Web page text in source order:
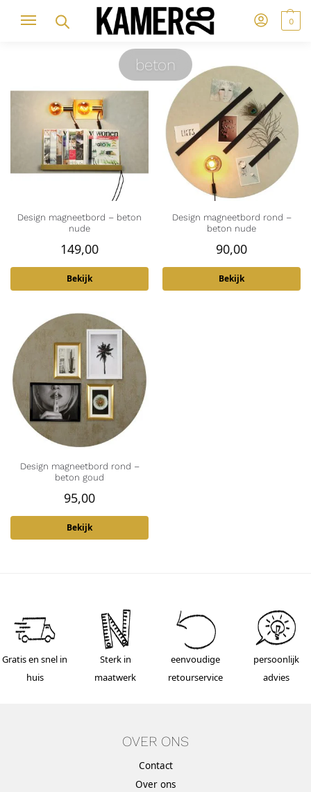
0
beton
Design magneetbord – beton
nude
149,00
Bekijk
Design magneetbord rond –
beton nude
90,00
Bekijk
Design magneetbord rond –
beton goud
95,00
Bekijk
Gratis en snel in
huis
Sterk in
maatwerk
eenvoudige
retourservice
persoonlijk
advies
OVER ONS
Contact
Over ons